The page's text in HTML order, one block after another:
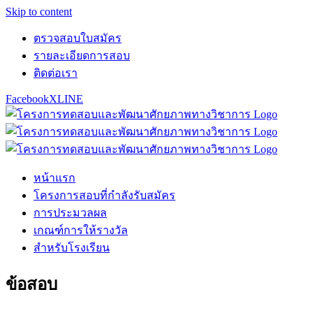
Skip to content
ตรวจสอบใบสมัคร
รายละเอียดการสอบ
ติดต่อเรา
FacebookXLINE
หน้าแรก
โครงการสอบที่กำลังรับสมัคร
การประมวลผล
เกณฑ์การให้รางวัล
สำหรับโรงเรียน
ข้อสอบ